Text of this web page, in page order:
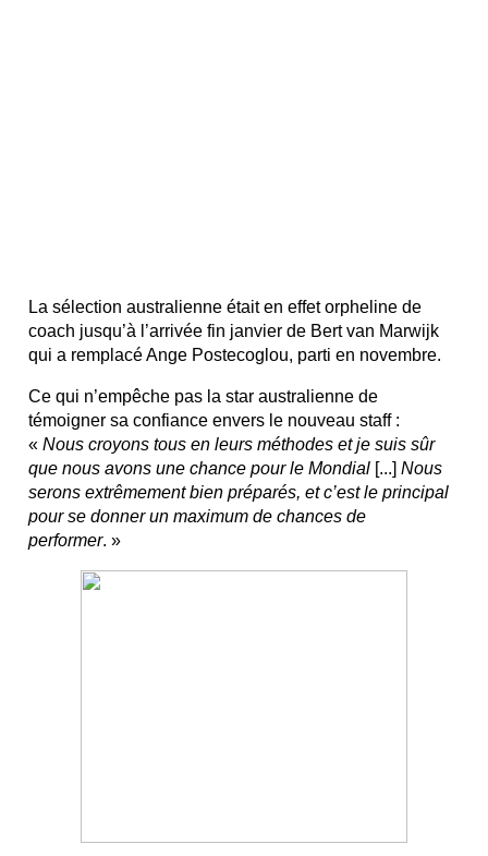
La sélection australienne était en effet orpheline de
coach jusqu’à l’arrivée fin janvier de Bert van Marwijk
qui a remplacé Ange Postecoglou, parti en novembre.
Ce qui n’empêche pas la star australienne de
témoigner sa confiance envers le nouveau staff :
« Nous croyons tous en leurs méthodes et je suis sûr
que nous avons une chance pour le Mondial [...]Nous
serons extrêmement bien préparés, et c’est le principal
pour se donner un maximum de chances de
performer. »